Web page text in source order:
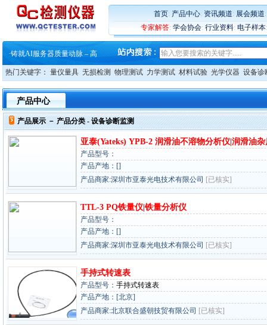
首页: 产品中心: 资讯频道: 展会频道
专家解答: 学会协会: 行业资料: 电子样本
蔡司软件 | 高效变形分析能
·铸就AI服务器质量动脉 – 高
·铸就AI服务器质量动脉 – 高
·ZEISS BOSELLO ADR 让内部缺
·蔡司和亿纬锂能达成战略合作
蔡司软件 | 高效变形分析能
·铸就AI服务器质量动脉 – 高
·铸就AI服务器质量动脉 – 高
·ZEISS BOSELLO ADR 让内部缺
·蔡司和亿纬锂能达成战略合作
大牌云集 买家升级 ——26
热门关键字： 量仪量具 无损检测 物理测试 力学测试 材料试验 光学仪器 设备诊
产品中心
产品展示 － 产品分类- 设备诊断监测
亚泰(Yateks) YPB-2 润滑油不溶物分析仪|润滑油
产品型号：
产品产地：[]
产品商家:深圳市亚泰光电技术有限公司 [已核实]
TTL-3 PQ铁量仪|铁量分析仪
产品型号：
产品产地：[]
产品商家:深圳市亚泰光电技术有限公司 [已核实]
手持式转速表
产品型号： 手持式转速表
产品产地：[北京]
产品商家:北京联合盛朝技贸有限公司 [已核实]